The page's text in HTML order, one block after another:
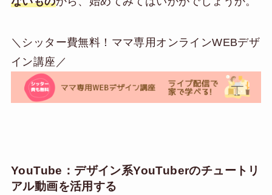
＼シッター費無料！ママ専用オンラインWEBデザ
イン講座／
YouTube：デザイン系YouTuberのチュートリ
アル動画を活用する